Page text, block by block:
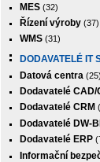
MES (32)
Řízení výroby (37)
WMS (31)
DODAVATELÉ IT
Datová centra (25)
Dodavatelé CAD/
Dodavatelé CRM
Dodavatelé DW-
Dodavatelé ERP
Informační